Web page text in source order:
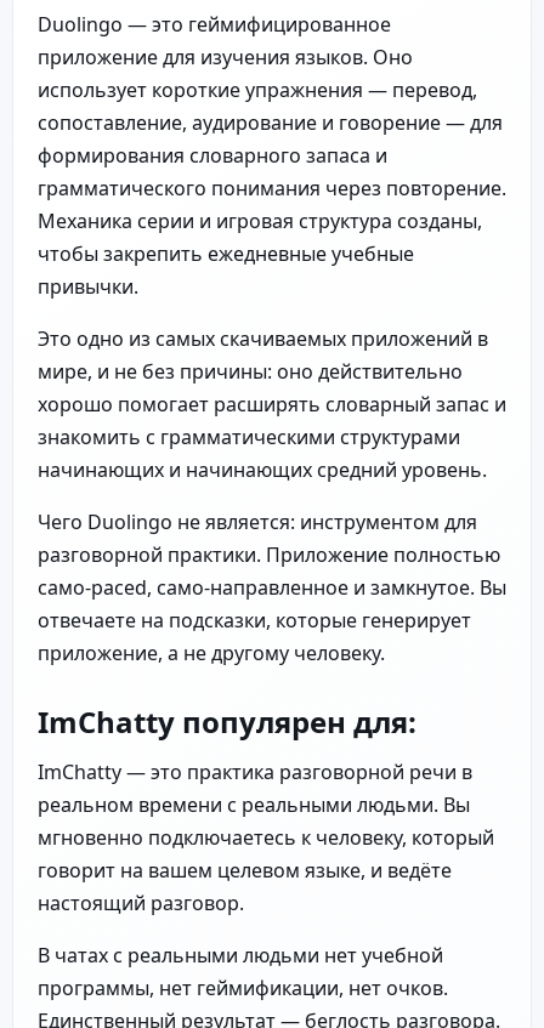
Duolingo — это геймифицированное
приложение для изучения языков. Оно
использует короткие упражнения — перевод,
сопоставление, аудирование и говорение — для
формирования словарного запаса и
грамматического понимания через повторение.
Механика серии и игровая структура созданы,
чтобы закрепить ежедневные учебные
привычки.
Это одно из самых скачиваемых приложений в
мире, и не без причины: оно действительно
хорошо помогает расширять словарный запас и
знакомить с грамматическими структурами
начинающих и начинающих средний уровень.
Чего Duolingo не является: инструментом для
разговорной практики. Приложение полностью
само-paced, само-направленное и замкнутое. Вы
отвечаете на подсказки, которые генерирует
приложение, а не другому человеку.
ImChatty популярен для:
ImChatty — это практика разговорной речи в
реальном времени с реальными людьми. Вы
мгновенно подключаетесь к человеку, который
говорит на вашем целевом языке, и ведёте
настоящий разговор.
В чатах с реальными людьми нет учебной
программы, нет геймификации, нет очков.
Единственный результат — беглость разговора.